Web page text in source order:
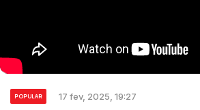
POPULAR 17 fev, 2025, 19:27